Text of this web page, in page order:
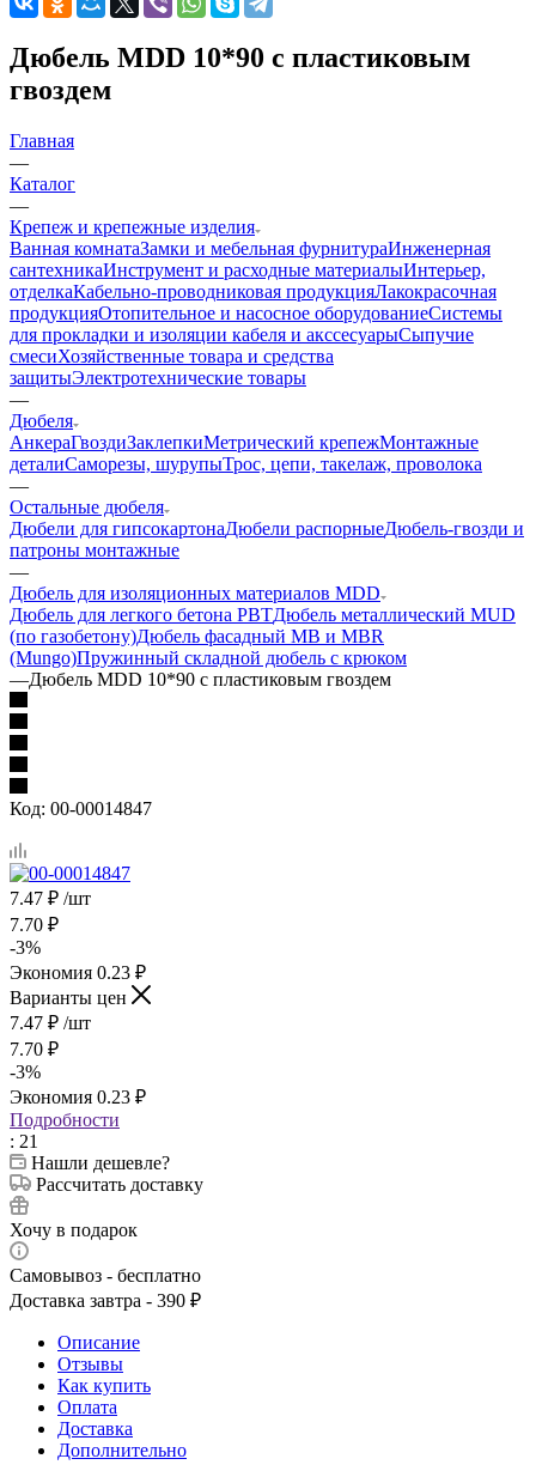
Дюбель MDD 10*90 с пластиковым
гвоздем
Главная
—
Каталог
—
Крепеж и крепежные изделия
Ванная комнатаЗамки и мебельная фурнитураИнженерная
сантехникаИнструмент и расходные материалыИнтерьер,
отделкаКабельно-проводниковая продукцияЛакокрасочная
продукцияОтопительное и насосное оборудованиеСистемы
для прокладки и изоляции кабеля и акссесуарыСыпучие
смесиХозяйственные товара и средства
защитыЭлектротехнические товары
—
Дюбеля
АнкераГвоздиЗаклепкиМетрический крепежМонтажные
деталиСаморезы, шурупыТрос, цепи, такелаж, проволока
—
Остальные дюбеля
Дюбели для гипсокартонаДюбели распорныеДюбель-гвозди и
патроны монтажные
—
Дюбель для изоляционных материалов MDD
Дюбель для легкого бетона PBTДюбель металлический MUD
(по газобетону)Дюбель фасадный MB и MBR
(Mungo)Пружинный складной дюбель с крюком
—Дюбель MDD 10*90 с пластиковым гвоздем
Код: 00-00014847
7.47 ₽ /шт
7.70 ₽
-3%
Экономия 0.23 ₽
Варианты цен
7.47 ₽ /шт
7.70 ₽
-3%
Экономия 0.23 ₽
Подробности
: 21
Нашли дешевле?
Рассчитать доставку
Хочу в подарок
Самовывоз - бесплатно
Доставка завтра - 390 ₽
Описание
Отзывы
Как купить
Оплата
Доставка
Дополнительно